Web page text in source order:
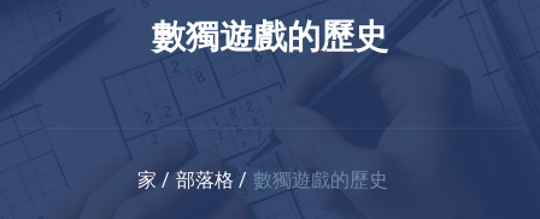
數獨遊戲的歷史
家 部落格 數獨遊戲的歷史